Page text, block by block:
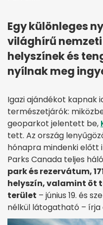
Egy különleges
világhírű
helyszínek és
nyílnak meg
Igazi ajándékot kapnak
természetjárók:
geoparkot jelentett be,
tett. Az ország
hónapra mindenki előtt
Parks Canada teljes
park és rezervátum,
helyszín, valamint öt
terület – június 19. és
nélkül látogatható – írja